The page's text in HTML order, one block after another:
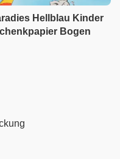
Hellblau Kinder
Bogen